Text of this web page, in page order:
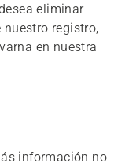
eliminar
registro,
en nuestra
información no